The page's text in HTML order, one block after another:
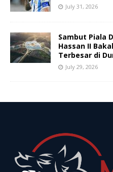
July 31, 2026
Sambut Piala
Hassan II
Terbesar di
July 29, 2026